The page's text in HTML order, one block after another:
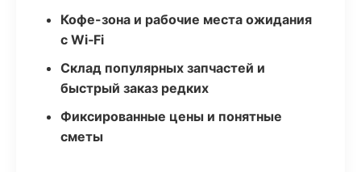
Кофе-зона и рабочие места ожидания
с Wi‑Fi
Склад популярных запчастей и
быстрый заказ редких
Фиксированные цены и понятные
сметы